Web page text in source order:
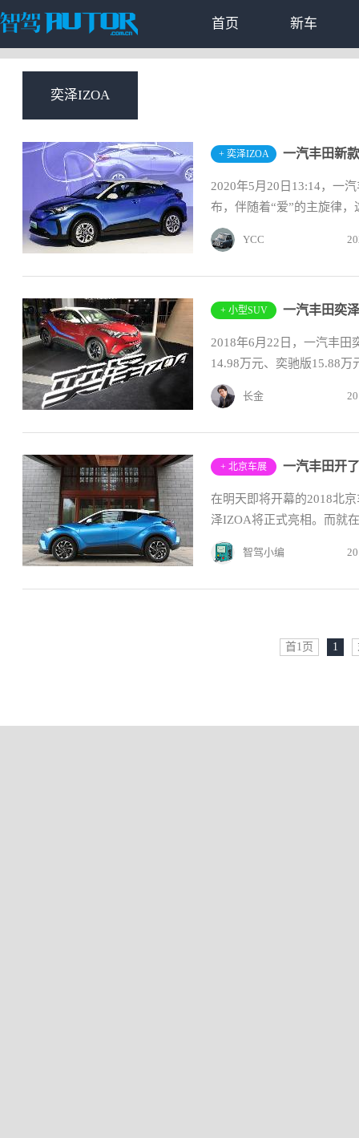
首页 新车
奕泽IZOA
+ 奕泽IZOA
2020年5月20日13:14，一
布，伴随着“爱”的主旋律
YCC
+ 小型SUV
2018年6月22日，一汽丰
14.98万元、奕驰版15.88万
长金
+ 北京车展 一汽丰田开
在明天即将开幕的2018北
泽IZOA将正式亮相。而就
智驾小编
首1页 1